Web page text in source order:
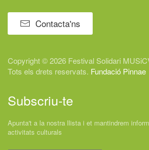
Contacta'ns
Copyright © 2026 Festival Solidari
Tots els drets reservats. Fundació Pinnae
Subscriu-te
Apunta't a la nostra llista i et mantindrem
activitats culturals